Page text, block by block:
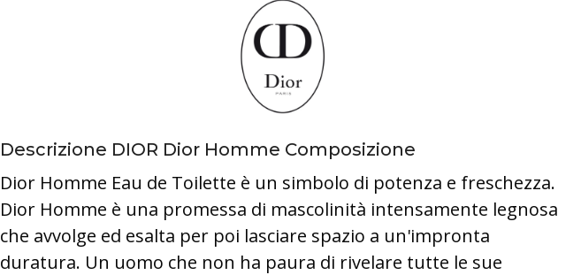
Descrizione DIOR Dior Homme Composizione
Dior Homme Eau de Toilette è un simbolo di potenza e freschezza.
Dior Homme è una promessa di mascolinità intensamente legnosa
che avvolge ed esalta per poi lasciare spazio a un'impronta
duratura. Un uomo che non ha paura di rivelare tutte le sue